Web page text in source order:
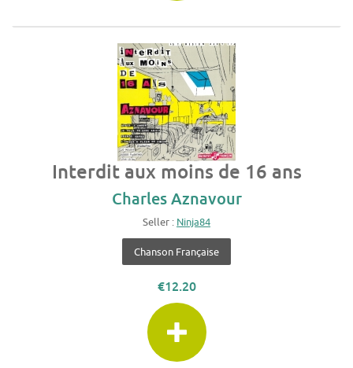
Interdit aux moins de 16 ans
Charles Aznavour
Seller : Ninja84
Chanson Française
€12.20